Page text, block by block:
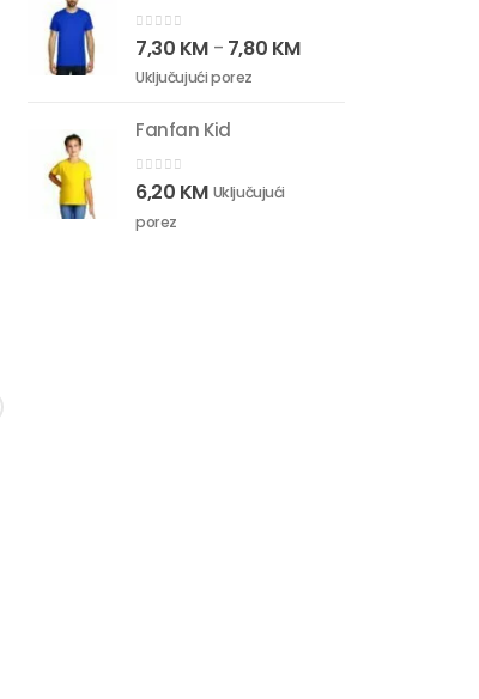
0out of 5
7,30 KM – 7,80 KM
Uključujući porez
Fanfan Kid
0out of 5
6,20 KM Uključujući
porez